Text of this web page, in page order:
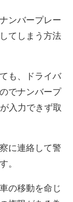
ンバープレー
てしまう方法
も、ドライバ
でナンバープ
入力できず取
に連絡して警
。
の移動を命じ